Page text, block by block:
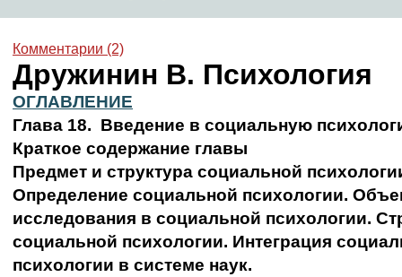
Комментарии (2)
Дружинин В. Психология
ОГЛАВЛЕНИЕ
Глава 18. Введение в социальную
Краткое содержание главы
Предмет и структура социальной
Определение социальной психологии.
исследования в социальной психологии.
социальной психологии. Интеграция
психологии в системе наук.